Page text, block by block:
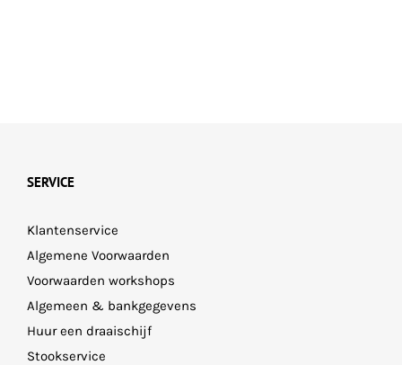
SERVICE
Klantenservice
Algemene Voorwaarden
Voorwaarden workshops
Algemeen & bankgegevens
Huur een draaischijf
Stookservice